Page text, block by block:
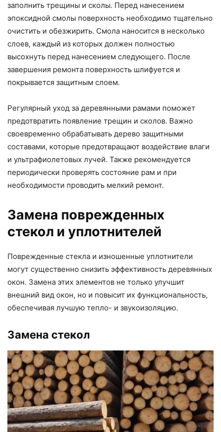
заполнить трещины и сколы. Перед нанесением
эпоксидной смолы поверхность необходимо тщательно
очистить и обезжирить. Смола наносится в несколько
слоев, каждый из которых должен полностью
высохнуть перед нанесением следующего. После
завершения ремонта поверхность шлифуется и
покрывается защитным слоем.
Регулярный уход за деревянными рамами поможет
предотвратить появление трещин и сколов. Важно
своевременно обрабатывать дерево защитными
составами, которые предотвращают воздействие влаги
и ультрафиолетовых лучей. Также рекомендуется
периодически проверять состояние рам и при
необходимости проводить мелкий ремонт.
Замена поврежденных
стекол и уплотнителей
Поврежденные стекла и изношенные уплотнители
могут существенно снизить эффективность деревянных
окон. Замена этих элементов не только улучшит
внешний вид окон, но и повысит их функциональность,
обеспечивая лучшую тепло- и звукоизоляцию.
Замена стекол